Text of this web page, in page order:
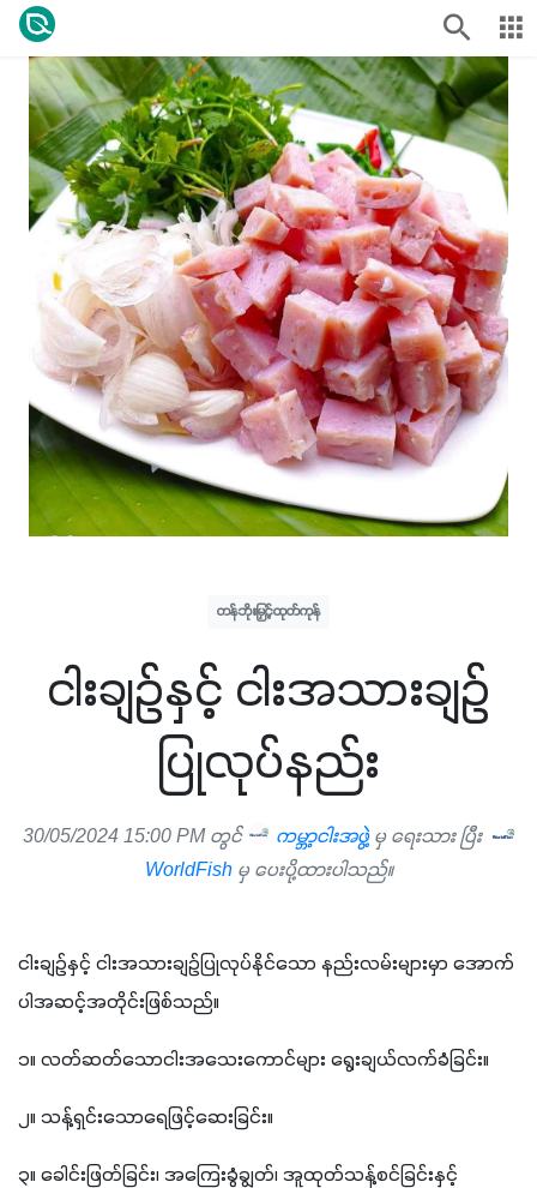
တန်ဘိုးမြှင့်ထုတ်ကုန်
ငါးချဉ်နှင့် ငါးအသားချဉ်
ပြုလုပ်နည်း
30/05/2024 15:00 PM တွင် ကမ္ဘာ့ငါးအဖွဲ့မှ ရေးသား ပြီး
WorldFish မှ ပေးပို့ထားပါသည်။
ငါးချဉ်နှင့် ငါးအသားချဉ်ပြုလုပ်နိုင်သော နည်းလမ်းများမှာ အောက်
ပါအဆင့်အတိုင်းဖြစ်သည်။
၁။ လတ်ဆတ်သောငါးအသေးကောင်များ ရွေးချယ်လက်ခံခြင်း။
၂။ သန့်ရှင်းသောရေဖြင့်ဆေးခြင်း။
၃။ ခေါင်းဖြတ်ခြင်း၊ အကြေးခွံချွတ်၊ အူထုတ်သန့်စင်ခြင်းနှင့်